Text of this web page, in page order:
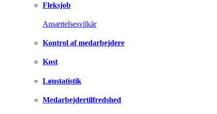
Fleksjob
Ansættelsesvilkår
Kontrol af medarbejdere
Kost
Lønstatistik
Medarbejdertilfredshed